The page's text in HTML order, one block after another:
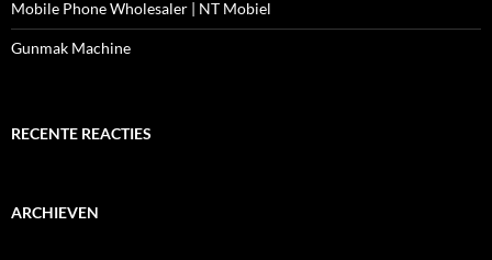
Mobile Phone Wholesaler | NT Mobiel
Gunmak Machine
RECENTE REACTIES
ARCHIEVEN